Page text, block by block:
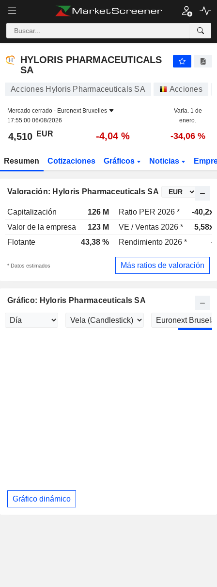
HYLORIS PHARMACEUTICALS
SA
Acciones Hyloris Pharmaceuticals SA Acciones
Mercado cerrado - Euronext Bruxelles
17:55:00 06/08/2026
Varia. 1 de
enero.
4,510 EUR -4,04 % -34,06 %
Resumen Cotizaciones Gráficos Noticias
Valoración: Hyloris Pharmaceuticals SA
Capitalización 126 M Ratio PER 2026 *
-40,2x
Valor de la empresa
123 M VE / Ventas 2026 *
5,58x
Flotante
43,38 % Rendimiento 2026 * -
* Datos estimados Más ratios de valoración
Gráfico: Hyloris Pharmaceuticals SA
Gráfico dinámico